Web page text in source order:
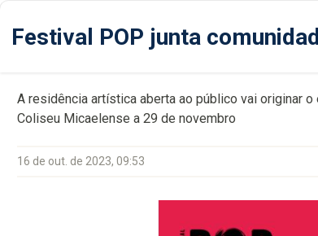
Festival POP junta
A residência artística aberta ao público vai originar o
Coliseu Micaelense a 29 de novembro
16 de out. de 2023, 09:53